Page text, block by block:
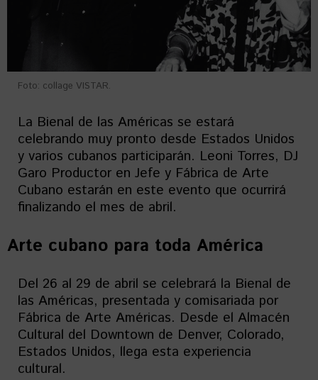
Foto: collage VISTAR.
La Bienal de las Américas se estará
celebrando muy pronto desde Estados Unidos
y varios cubanos participarán. Leoni Torres, DJ
Garo Productor en Jefe y Fábrica de Arte
Cubano estarán en este evento que ocurrirá
finalizando el mes de abril.
Arte cubano para toda América
Del 26 al 29 de abril se celebrará la Bienal de
las Américas, presentada y comisariada por
Fábrica de Arte Américas. Desde el Almacén
Cultural del Downtown de Denver, Colorado,
Estados Unidos, llega esta experiencia
cultural.